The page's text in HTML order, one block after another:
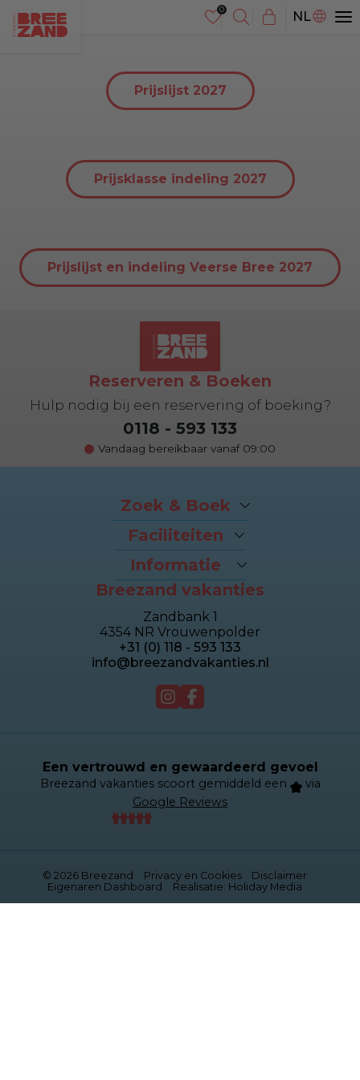
NL
DE
EN
Prijslijst 2027
Prijsklasse indeling 2027
Prijslijst en indeling Veerse Bree 2027
Reserveren & Boeken
Hulp nodig bij een reservering of boeking?
0118 - 593 133
Vandaag bereikbaar vanaf 09:00
Zoek & Boek
Arrangementen
Last-minutes
Vakantiehuizen
Appartementen
Sealofts
Groepshuizen
Duinhotel
Faciliteiten
Het strand
Fietsverhuur
Brasserie Dune
Breezand Gym
Massage en Beauty
Tennisbaan
Informatie
Contact & Route
Eigenaren login
Over Breezand
Giftcard
Vacatures
Webcam
Breezand vakanties
Zandbank 1
4354 NR Vrouwenpolder
+31 (0) 118 - 593 133
info@breezandvakanties.nl
Een vertrouwd en gewaardeerd gevoel
Breezand vakanties scoort gemiddeld een
via
Google Reviews
© 2026 Breezand Privacy en Cookies
Disclaimer
Eigenaren Dashboard
Realisatie: Holiday Media